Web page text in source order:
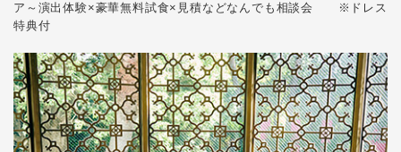
ア～演出体験×豪華無料試食×見積などなんでも相談会 ※ドレス
特典付